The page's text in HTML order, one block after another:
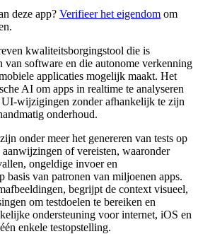
deze app? Verifieer het eigendom om
kwaliteitsborgingstool die is
van software en die autonome verkenning
applicaties mogelijk maakt. Het
AI ​​om apps in realtime te analyseren
UI-wijzigingen zonder afhankelijk te zijn
onderhoud.
onder meer het genereren van tests op
of vereisten, waaronder
ongeldige invoer en
basis van patronen van miljoenen apps.
begrijpt de context visueel,
om testdoelen te bereiken en
ondersteuning voor internet, iOS en
enkele testopstelling.